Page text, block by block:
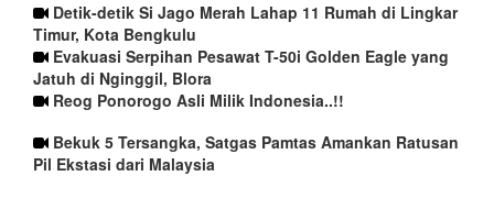
Detik-detik Si Jago Merah Lahap 11 Rumah di Lingkar
Timur, Kota Bengkulu
Evakuasi Serpihan Pesawat T-50i Golden Eagle yang
Jatuh di Nginggil, Blora
Reog Ponorogo Asli Milik Indonesia..!!
Bekuk 5 Tersangka, Satgas Pamtas Amankan Ratusan
Pil Ekstasi dari Malaysia